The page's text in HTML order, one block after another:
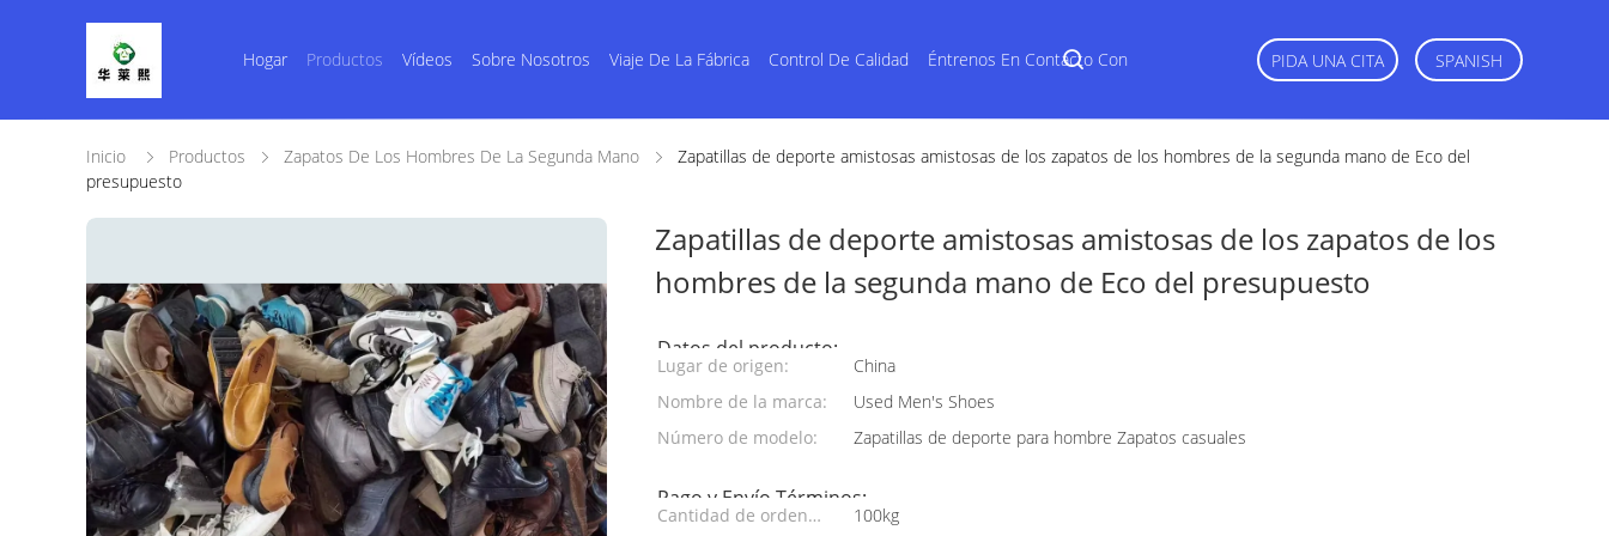
Hogar Productos Vídeos Sobre Nosotros Viaje De La Fábrica Control De Calidad Éntrenos En Contacto Con PIDA UNA CITA SPANISH
Inicio Productos Zapatos De Los Hombres De La Segunda Mano
Zapatillas de deporte amistosas amistosas de los zapatos de los hombres de la segunda mano de Eco del
presupuesto
Zapatillas de deporte amistosas amistosas de los zapatos de los
hombres de la segunda mano de Eco del presupuesto
Datos del producto:
Lugar de origen:
China
Nombre de la marca:
Used Men's Shoes
Número de modelo:
Zapatillas de deporte para hombre Zapatos casuales
Pago y Envío Términos:
Cantidad de orden
100kg